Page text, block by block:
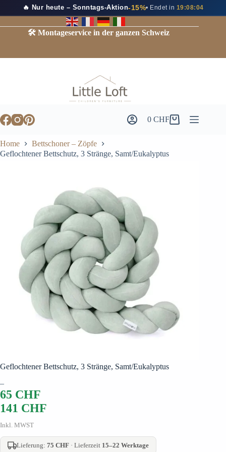
🔥 Nur heute – Sonntags-Aktion-15%• Endet in 19:08:04
🛠️ Montageservice in der ganzen Schweiz
0CHF
Home
Bettschoner – Zöpfe
Geflochtener Bettschutz, 3 Stränge, Samt/Eukalyptus
Geflochtener Bettschutz, 3 Stränge, Samt/Eukalyptus
65 CHF
–
141 CHF
Inkl. MWST
Lieferung: 75 CHF · Lieferzeit 15–22 Werktage